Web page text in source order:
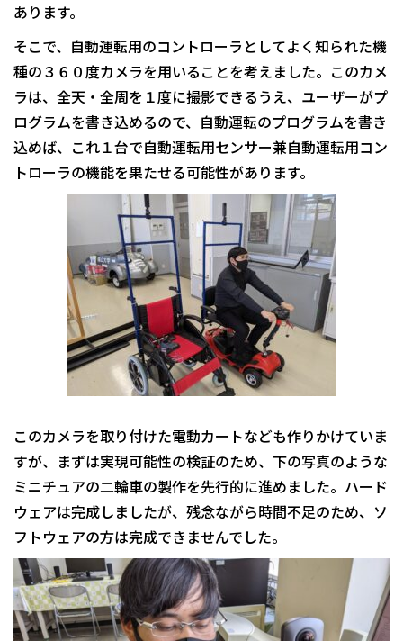
あります。
そこで、自動運転用のコントローラとしてよく知られた機
種の３６０度カメラを用いることを考えました。このカメ
ラは、全天・全周を１度に撮影できるうえ、ユーザーがプ
ログラムを書き込めるので、自動運転のプログラムを書き
込めば、これ１台で自動運転用センサー兼自動運転用コン
トローラの機能を果たせる可能性があります。
このカメラを取り付けた電動カートなども作りかけていま
すが、まずは実現可能性の検証のため、下の写真のような
ミニチュアの二輪車の製作を先行的に進めました。ハード
ウェアは完成しましたが、残念ながら時間不足のため、ソ
フトウェアの方は完成できませんでした。